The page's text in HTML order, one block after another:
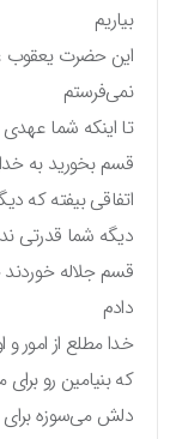
بیاریم
این حضرت یعقوب
نمی‌فرستم
تا اینکه شما
قسم بخورید به
اتفاقی بیفته که
دیگه شما قدرتی
قسم جلاله خوردند
دادم
خدا مطلع از امور
که بنیامین رو
دلش می‌سوزه برای